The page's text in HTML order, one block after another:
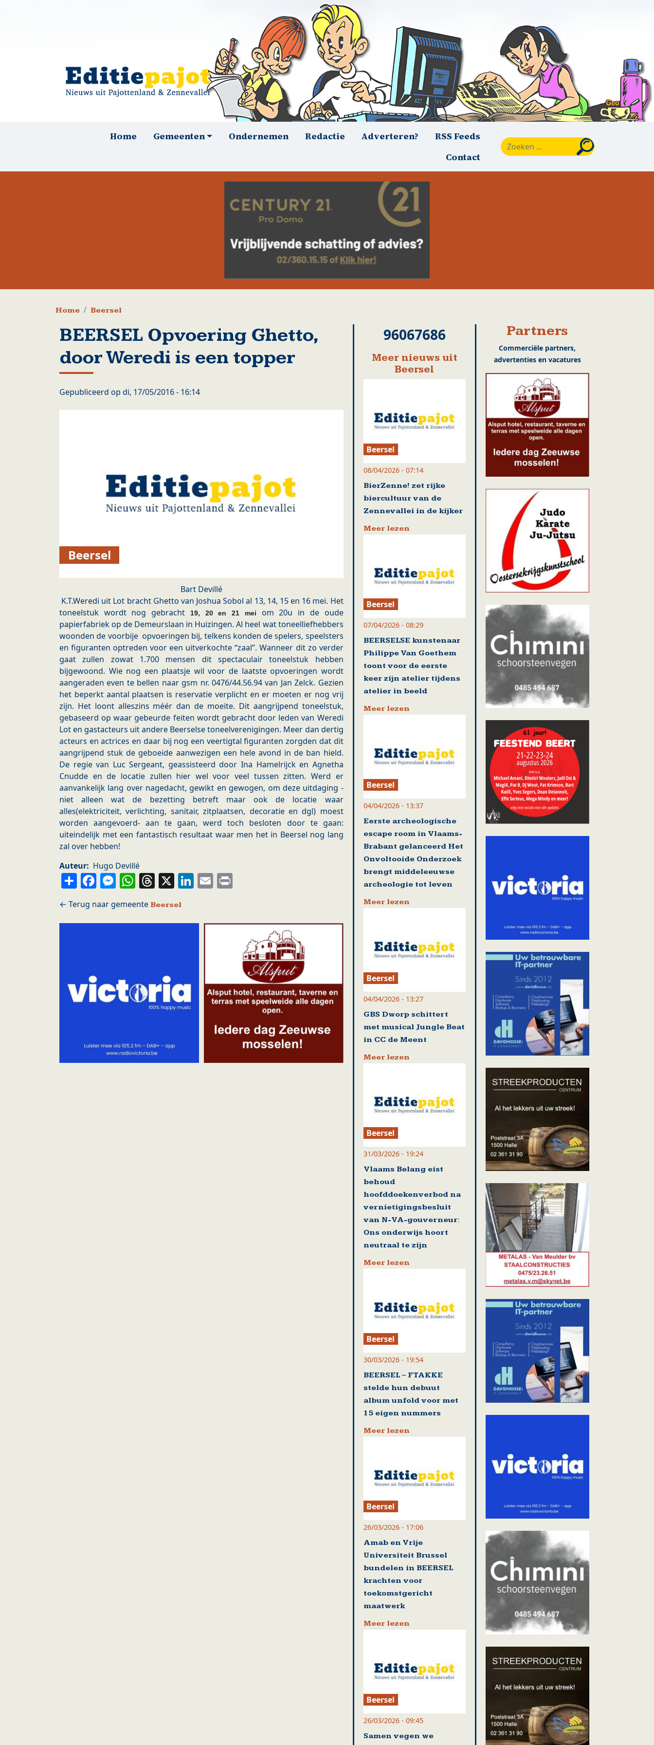
HoofdnavigatieHome Gemeenten Ondernemen Redactie Adverteren?
RSS Feeds
Contact
Kruimelpad
Home Beersel
BEERSEL Opvoering Ghetto,
door Weredi is een topper
Gepubliceerd op di, 17/05/2016 - 16:14
Beersel
Bart Devillé
K.T.Weredi uit Lot bracht Ghetto van Joshua Sobol al 13, 14, 15 en 16 mei. Het
toneelstuk wordt nog gebracht
19, 20 en 21 mei
om 20u in de oude
papierfabriek op de Demeurslaan in Huizingen. Al heel wat toneelliefhebbers
woonden de voorbije opvoeringen bij, telkens konden de spelers, speelsters
en figuranten optreden voor een uitverkochte “zaal”. Wanneer dit zo verder
gaat zullen zowat 1.700 mensen dit spectaculair toneelstuk hebben
bijgewoond. Wie nog een plaatsje wil voor de laatste opvoeringen wordt
aangeraden even te bellen naar gsm nr. 0476/44.56.94 van Jan Zelck. Gezien
het beperkt aantal plaatsen is reservatie verplicht en er moeten er nog vrij
zijn. Het loont alleszins méér dan de moeite. Dit aangrijpend toneelstuk,
gebaseerd op waar gebeurde feiten wordt gebracht door leden van Weredi
Lot en gastacteurs uit andere Beerselse toneelverenigingen. Meer dan dertig
acteurs en actrices en daar bij nog een veertigtal figuranten zorgden dat dit
aangrijpend stuk de geboeide aanwezigen een hele avond in de ban hield.
De regie van Luc Sergeant, geassisteerd door Ina Hamelrijck en Agnetha
Cnudde en de locatie zullen hier wel voor veel tussen zitten. Werd er
aanvankelijk lang over nagedacht, gewikt en gewogen, om deze uitdaging -
niet alleen wat de bezetting betreft maar ook de locatie waar
alles(elektriciteit, verlichting, sanitair, zitplaatsen, decoratie en dgl) moest
worden aangevoerd- aan te gaan, werd toch besloten door te gaan:
uiteindelijk met een fantastisch resultaat waar men het in Beersel nog lang
zal over hebben!
Auteur
Hugo Devillé
ShareFacebook
Messenger
WhatsApp
Threads
X LinkedIn
Email
Beersel
96067686
Meer nieuws uit
Beersel
Beersel
08/04/2026 - 07:14
BierZenne! zet rijke
biercultuur van de
Zennevallei in de kijker
Meer lezen
Beersel
07/04/2026 - 08:29
BEERSELSE kunstenaar
Philippe Van Goethem
toont voor de eerste
keer zijn atelier tijdens
atelier in beeld
Meer lezen
Beersel
04/04/2026 - 13:37
Eerste archeologische
escape room in Vlaams-
Brabant gelanceerd Het
Onvoltooide Onderzoek
brengt middeleeuwse
archeologie tot leven
Meer lezen
Beersel
04/04/2026 - 13:27
GBS Dworp schittert
met musical Jungle Beat
in CC de Meent
Meer lezen
Beersel
31/03/2026 - 19:24
Vlaams Belang eist
behoud
hoofddoekenverbod na
vernietigingsbesluit
van N-VA-gouverneur:
Ons onderwijs hoort
neutraal te zijn
Meer lezen
Beersel
30/03/2026 - 19:54
BEERSEL – FTAKKE
stelde hun debuut
album unfold voor met
15 eigen nummers
Meer lezen
Beersel
26/03/2026 - 17:06
Amab en Vrije
Universiteit Brussel
bundelen in BEERSEL
krachten voor
toekomstgericht
maatwerk
Meer lezen
Beersel
26/03/2026 - 09:45
Samen vegen we
Partners
Commerciële partners,
advertenties en vacatures